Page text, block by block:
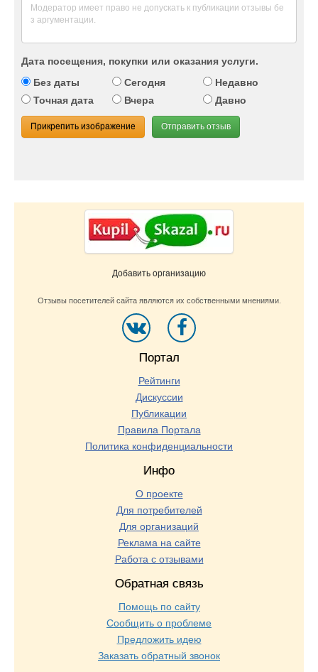
Дата посещения, покупки или оказания услуги.
Без даты
Сегодня
Недавно
Точная дата
Вчера Давно
Прикрепить изображение Отправить отзыв
Добавить организацию
Отзывы посетителей сайта являются их собственными мнениями.
Портал
Рейтинги
Дискуссии
Публикации
Правила Портала
Политика конфиденциальности
Инфо
О проекте
Для потребителей
Для организаций
Реклама на сайте
Работа с отзывами
Обратная связь
Помощь по сайту
Сообщить о проблеме
Предложить идею
Заказать обратный звонок